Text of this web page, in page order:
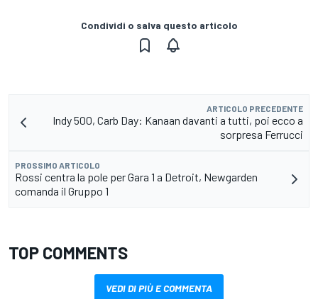
Condividi o salva questo articolo
ARTICOLO PRECEDENTE
Indy 500, Carb Day: Kanaan davanti a tutti, poi ecco a
sorpresa Ferrucci
PROSSIMO ARTICOLO
Rossi centra la pole per Gara 1 a Detroit, Newgarden
comanda il Gruppo 1
TOP COMMENTS
VEDI DI PIÙ E COMMENTA